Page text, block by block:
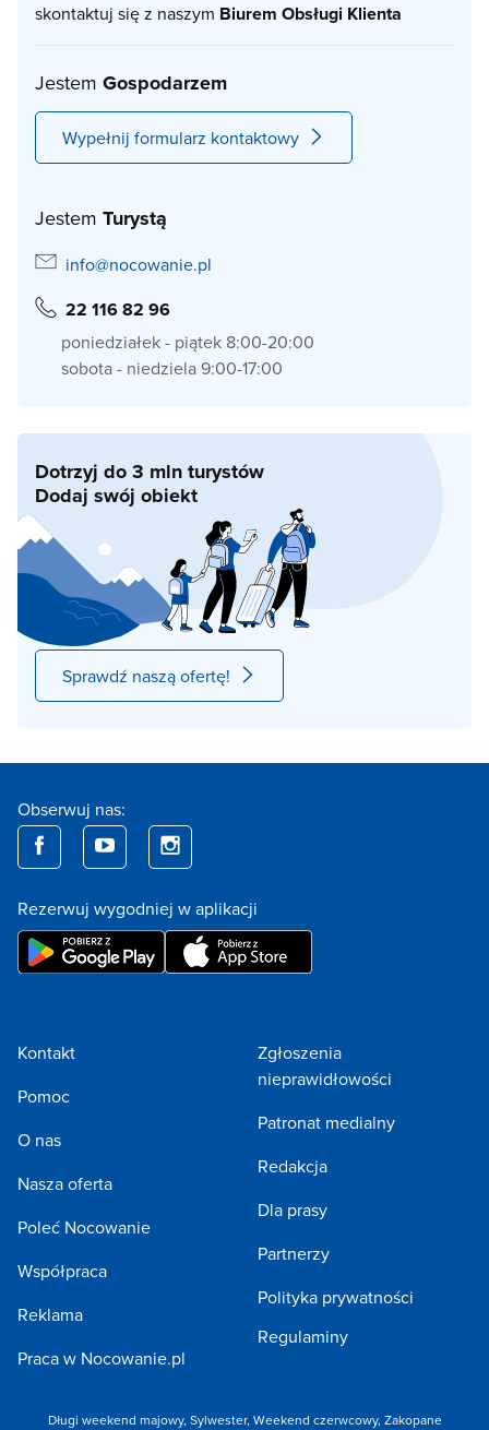
skontaktuj się z naszym Biurem Obsługi Klienta
Jestem Gospodarzem
Wypełnij formularz kontaktowy
Jestem Turystą
info@nocowanie.pl
22 116 82 96
poniedziałek - piątek 8:00-20:00
sobota - niedziela 9:00-17:00
Dotrzyj do 3 mln turystów
Dodaj swój obiekt
Sprawdź naszą ofertę!
Obserwuj nas:
Rezerwuj wygodniej w aplikacji
Kontakt
Pomoc
O nas
Nasza oferta
Poleć Nocowanie
Współpraca
Reklama
Praca w Nocowanie.pl
Zgłoszenia
nieprawidłowości
Patronat medialny
Redakcja
Dla prasy
Partnerzy
Polityka prywatności
Regulaminy
Długi weekend majowy, Sylwester, Weekend czerwcowy, Zakopane